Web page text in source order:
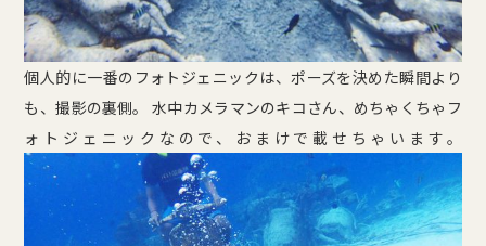
個人的に一番のフォトジェニックは、ポーズを決めた瞬間より
も、撮影の裏側。 水中カメラマンのキコさん、めちゃくちゃフ
ォトジェニックなので、おまけで載せちゃいます。